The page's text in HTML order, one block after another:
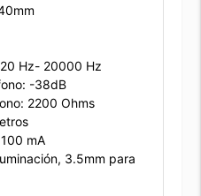
Hz- 20000 Hz
-38dB
2200 Ohms
mA
3.5mm para